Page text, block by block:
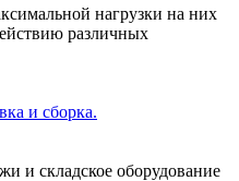
нагрузки на них
различных
и сборка.
и складское оборудование